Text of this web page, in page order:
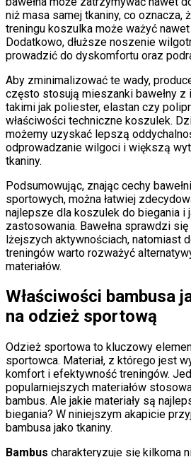
niż masa samej tkaniny, co oznacza,
treningu koszulka może ważyć
Dodatkowo, dłuższe noszenie
prowadzić do dyskomfortu oraz
Aby zminimalizować te wady,
często stosują mieszanki bawełny z
takimi jak poliester, elastan czy
właściwości techniczne koszulek.
możemy uzyskać lepszą
odprowadzanie wilgoci i większą
tkaniny.
Podsumowując, znając cechy
sportowych, można łatwiej
najlepsze dla koszulek do biegania i
zastosowania. Bawełna sprawdzi
lżejszych aktywnościach, natomiast
treningów warto rozważyć
materiałów.
Właściwości bambusa
na odzież sportową
Odzież sportowa to kluczowy
sportowca. Materiał, z którego jest
komfort i efektywność treningów.
popularniejszych materiałów
bambus. Ale jakie materiały są
biegania? W niniejszym akapicie
bambusa jako tkaniny.
Bambus charakteryzuje się kilkoma